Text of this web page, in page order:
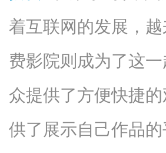
着互联网的发展，
费影院则成为了这
众提供了方便快捷
供了展示自己作品